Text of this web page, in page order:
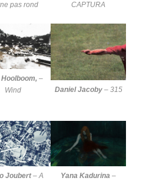
pas rond
CAPTURA
–
Wind
Daniel Jacoby– 315
Joubert–A Yana Kadurina –